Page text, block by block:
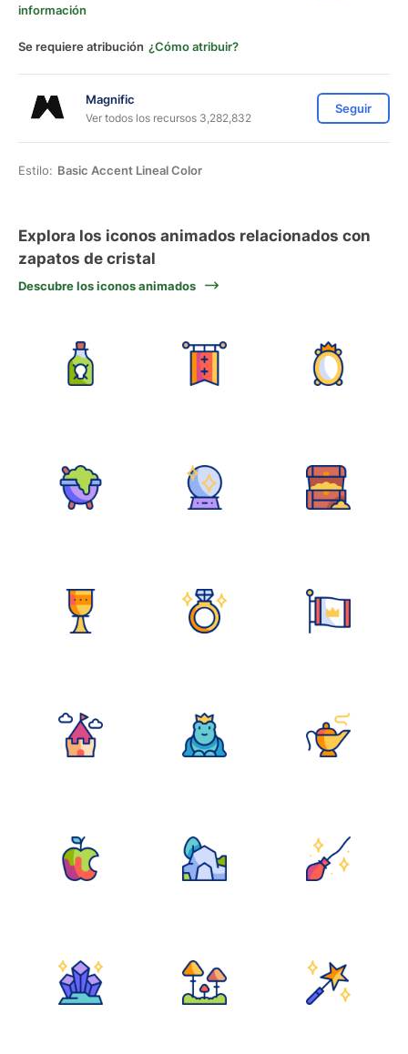
información
Se requiere atribución ¿Cómo atribuir?
Magnific
Ver todos los recursos 3,282,832
Seguir
Estilo: Basic Accent Lineal Color
Explora los iconos animados relacionados con
zapatos de cristal
Descubre los iconos animados